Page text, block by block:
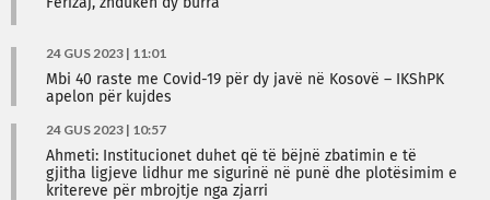
Ferizaj, zhduken dy burra
24 GUS 2023 | 11:01
Mbi 40 raste me Covid-19 për dy javë në Kosovë – IKShPK
apelon për kujdes
24 GUS 2023 | 10:57
Ahmeti: Institucionet duhet që të bëjnë zbatimin e të
gjitha ligjeve lidhur me sigurinë në punë dhe plotësimim e
kritereve për mbrojtje nga zjarri